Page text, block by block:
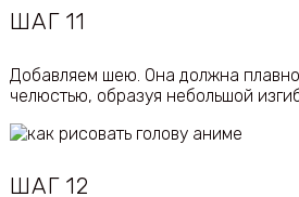
ШАГ 11
Добавляем шею. Она должна
челюстью, образуя небольшой
ШАГ 12